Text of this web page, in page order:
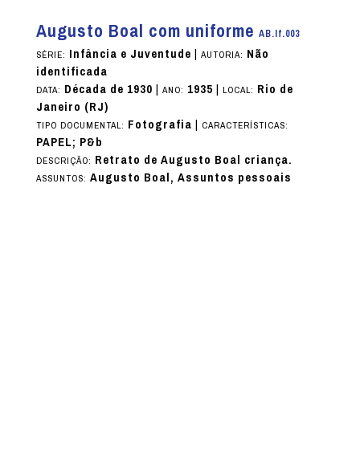
Augusto Boal com uniforme AB.If.003
SÉRIE: Infância e Juventude| AUTORIA: Não
identificada
DATA: Década de 1930| ANO: 1935| LOCAL: Rio de
Janeiro (RJ)
TIPO DOCUMENTAL: Fotografia| CARACTERÍSTICAS:
PAPEL; P&b
DESCRIÇÃO: Retrato de Augusto Boal criança.
ASSUNTOS: Augusto Boal, Assuntos pessoais